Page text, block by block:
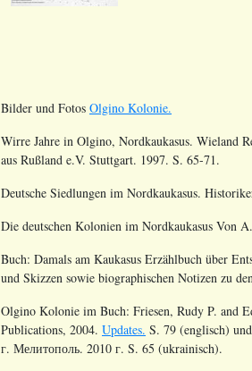
Bilder und Fotos Olgino Kolonie.
Wirre Jahre in Olgino, Nordkaukasus. Wieland
aus Rußland e.V. Stuttgart. 1997. S. 65-71.
Deutsche Siedlungen im Nordkaukasus.
Die deutschen Kolonien im Nordkaukasus Von
Buch: Damals am Kaukasus Erzählbuch über
und Skizzen sowie biographischen Notizen zu
Olgino Kolonie im Buch: Friesen, Rudy P. and
Publications, 2004. Updates. S. 79 (englisch)
г. Мелитополь. 2010 г. S. 65 (ukrainisch).